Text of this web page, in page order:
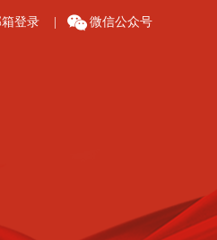
箱登录 微信公众号